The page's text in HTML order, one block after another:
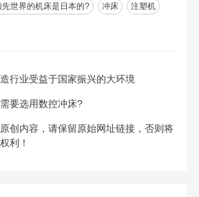
先世界的机床是日本的? 冲床 注塑机
行业受益于国家振兴的大环境
要选用数控冲床?
创内容，请保留原始网址链接，否则将
利！